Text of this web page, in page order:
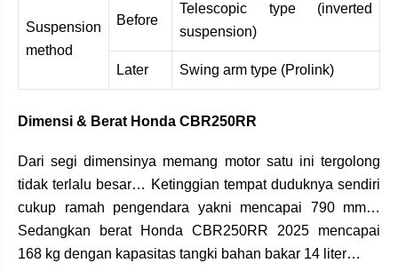
Suspension
method
Before
Telescopic type (inverted
suspension)
Later Swing arm type (Prolink)
Dimensi & Berat Honda CBR250RR
Dari segi dimensinya memang motor satu ini tergolong
tidak terlalu besar… Ketinggian tempat duduknya sendiri
cukup ramah pengendara yakni mencapai 790 mm…
Sedangkan berat Honda CBR250RR 2025 mencapai
168 kg dengan kapasitas tangki bahan bakar 14 liter…